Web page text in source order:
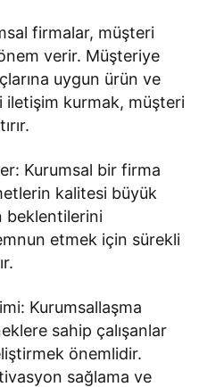
firmalar, müşteri
verir. Müşteriye
uygun ürün ve
kurmak, müşteri
Kurumsal bir firma
kalitesi büyük
beklentilerini
etmek için sürekli
Kurumsallaşma
sahip çalışanlar
önemlidir.
sağlama ve